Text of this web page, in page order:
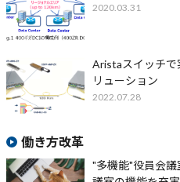
2020.03.31
Aristaスイッチで
リューション
2022.07.28
働き方改革
"多機能"役員会